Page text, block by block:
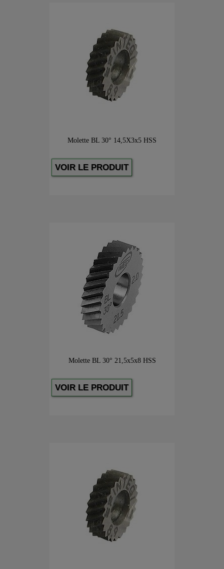
Molette BL 30° 14,5X3x5 HSS
VOIR LE PRODUIT
Molette BL 30° 21,5x5x8 HSS
VOIR LE PRODUIT